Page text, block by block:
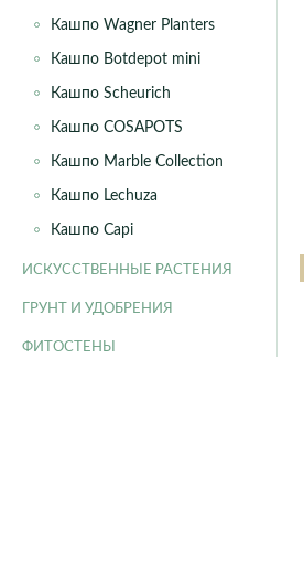
Кашпо Wagner Planters
Кашпо Botdepot mini
Кашпо Scheurich
Кашпо COSAPOTS
Кашпо Marble Collection
Кашпо Lechuza
Кашпо Capi
ИСКУССТВЕННЫЕ РАСТЕНИЯ
ГРУНТ И УДОБРЕНИЯ
ФИТОСТЕНЫ